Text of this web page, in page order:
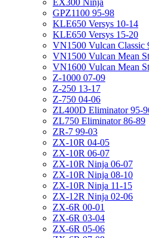
EX300 Ninja
GPZ1100 95-98
KLE650 Versys 10-14
KLE650 Versys 15-20
VN1500 Vulcan Classic
VN1500 Vulcan Mean
VN1600 Vulcan Mean
Z-1000 07-09
Z-250 13-17
Z-750 04-06
ZL400D Eliminator 95-
ZL750 Eliminator 86-89
ZR-7 99-03
ZX-10R 04-05
ZX-10R 06-07
ZX-10R Ninja 06-07
ZX-10R Ninja 08-10
ZX-10R Ninja 11-15
ZX-12R Ninja 02-06
ZX-6R 00-01
ZX-6R 03-04
ZX-6R 05-06